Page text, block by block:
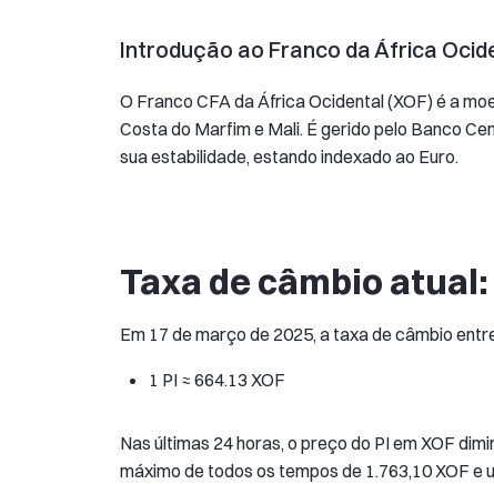
Introdução ao Franco da África
O Franco CFA da África Ocidental (XOF) é a
Costa do Marfim e Mali. É gerido pelo Banco
sua estabilidade, estando indexado ao Euro.
Taxa de câmbio atual:
Em 17 de março de 2025, a taxa de câmbio
1 PI ≈ 664.13 XOF
Nas últimas 24 horas, o preço do PI em XOF
máximo de todos os tempos de 1.763,10 XOF e